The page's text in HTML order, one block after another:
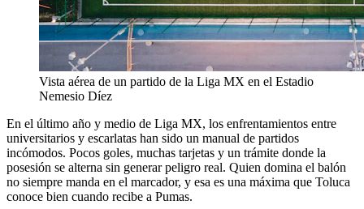
Vista aérea de un partido de la Liga MX en el Estadio
Nemesio Díez
En el último año y medio de Liga MX, los enfrentamientos entre
universitarios y escarlatas han sido un manual de partidos
incómodos. Pocos goles, muchas tarjetas y un trámite donde la
posesión se alterna sin generar peligro real. Quien domina el balón
no siempre manda en el marcador, y esa es una máxima que Toluca
conoce bien cuando recibe a Pumas.